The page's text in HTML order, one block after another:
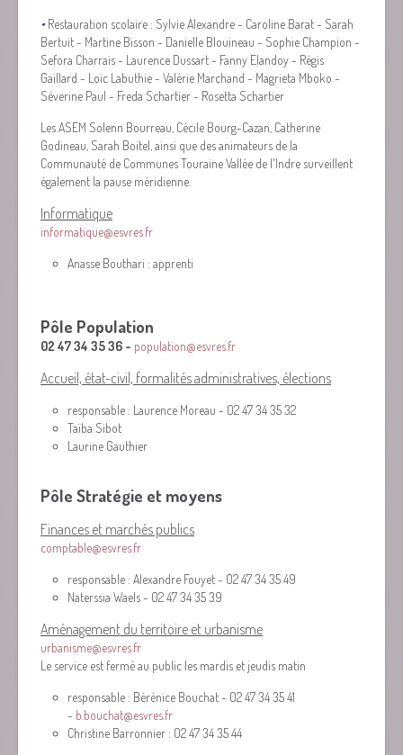
•Restauration scolaire : Sylvie Alexandre - Caroline Barat - Sarah
Bertuit - Martine Bisson - Danielle Blouineau - Sophie Champion -
Sefora Charrais - Laurence Dussart - Fanny Elandoy - Régis
Gaillard - Loïc Labuthie - Valérie Marchand - Magrieta Mboko -
Séverine Paul - Freda Schartier - Rosetta Schartier
Les ASEM Solenn Bourreau, Cécile Bourg-Cazan, Catherine
Godineau, Sarah Boitel, ainsi que des animateurs de la
Communauté de Communes Touraine Vallée de l'Indre surveillent
également la pause méridienne.
Informatique
informatique@esvres.fr
Anasse Bouthari : apprenti
Pôle Population
02 47 34 35 36 - population@esvres.fr
Accueil, état-civil, formalités administratives, élections
responsable : Laurence Moreau - 02 47 34 35 32
Taïba Sibot
Laurine Gauthier
Pôle Stratégie et moyens
Finances et marchés publics
comptable@esvres.fr
responsable : Alexandre Fouyet - 02 47 34 35 49
Naterssia Waels - 02 47 34 35 39
Aménagement du territoire et urbanisme
urbanisme@esvres.fr
Le service est fermé au public les mardis et jeudis matin
responsable : Bérénice Bouchat - 02 47 34 35 41
- b.bouchat@esvres.fr
Christine Barronnier : 02 47 34 35 44